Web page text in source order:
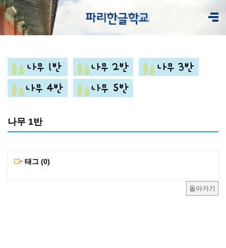
나무 1반
태그 (0)
돌아가기